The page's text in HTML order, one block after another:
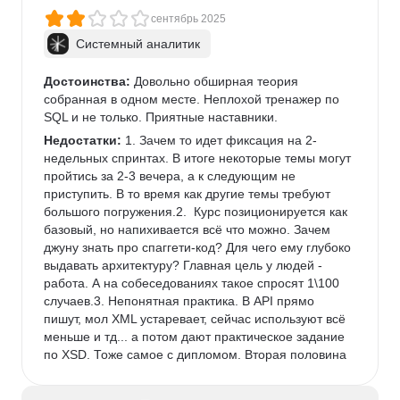
сентябрь 2025
Системный аналитик
Достоинства: Довольно обширная теория
собранная в одном месте. Неплохой тренажер по
SQL и не только. Приятные наставники.
Недостатки: 1. Зачем то идет фиксация на 2-
недельных спринтах. В итоге некоторые темы могут
пройтись за 2-3 вечера, а к следующим не
приступить. В то время как другие темы требуют
большого погружения.2.  Курс позиционируется как
базовый, но напихивается всё что можно. Зачем
джуну знать про спаггети-код? Для чего ему глубоко
выдавать архитектуру? Главная цель у людей -
работа. А на собеседованиях такое спросят 1\100
случаев.3. Непонятная практика. В API прямо
пишут, мол XML устаревает, сейчас используют всё
меньше и тд... а потом дают практическое задание
по XSD. Тоже самое с дипломом. Вторая половина